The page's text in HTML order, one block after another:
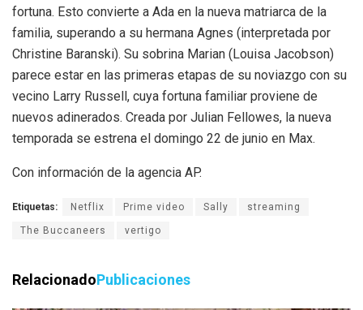
fortuna. Esto convierte a Ada en la nueva matriarca de la
familia, superando a su hermana Agnes (interpretada por
Christine Baranski). Su sobrina Marian (Louisa Jacobson)
parece estar en las primeras etapas de su noviazgo con su
vecino Larry Russell, cuya fortuna familiar proviene de
nuevos adinerados. Creada por Julian Fellowes, la nueva
temporada se estrena el domingo 22 de junio en Max.
Con información de la agencia AP.
Etiquetas: Netflix Prime video Sally streaming
The Buccaneers vertigo
RelacionadoPublicaciones